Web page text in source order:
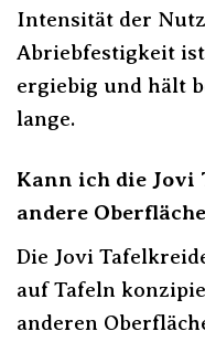
Intensität der
Abriebfestigkeit
ergiebig und hält
lange.
Kann ich die Jovi
andere
Die Jovi
auf Tafeln
anderen